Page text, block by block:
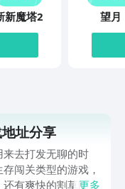
新魔塔2
望月
址分享
去打发无聊的时
闯关类型的游戏，
有爽快的割草闯关
更多